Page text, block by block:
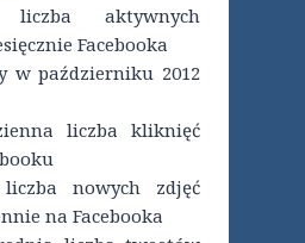
aktywnych
Facebooka
w październiku 2012
liczba kliknięć
nowych zdjęć
na Facebooka